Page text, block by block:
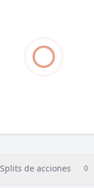
Splits de acciones 0